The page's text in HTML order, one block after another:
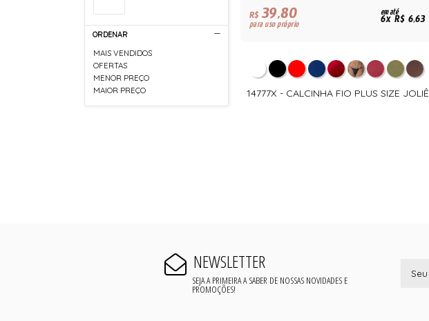
ORDENAR
MAIS VENDIDOS
OFERTAS
MENOR PREÇO
MAIOR PREÇO
R$39,80
para uso próprio
em até
6x R$ 6,63
14777X - CALCINHA FIO PLUS SIZE JOLIÊ
NEWSLETTER
SEJA A PRIMEIRA A SABER DE NOSSAS NOVIDADES E
PROMOÇÕES!